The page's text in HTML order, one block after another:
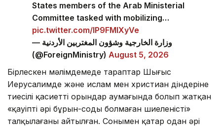
States members of the Arab Ministerial
Committee tasked with mobilizing…
pic.twitter.com/lP9FMlXyVe
— وزارة الخارجية وشؤون المغتربين الأردنية
(@ForeignMinistry) August 5, 2026
Бірлескен мәлімдемеде тараптар Шығыс
Иерусалимде және ислам мен христиан діндеріне
тиесілі қасиетті орындар аумағында болып жатқан
«қауіпті әрі бұрын-соңды болмаған шиеленісті»
талқылағаны айтылған. Сонымен қатар одан әрі